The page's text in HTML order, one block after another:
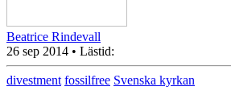
Beatrice Rindevall
26 sep 2014 • Lästid:
divestment fossilfree Svenska kyrkan